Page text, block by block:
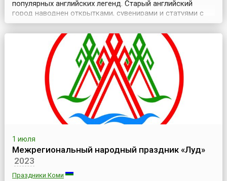
популярных английских легенд. Старый английский
город наводнен открытками, сувенирами и статуями с
этим сюжетом. По легенде леди Годива, красавица-
жена местного лорда Леофрика, графа Мерсиа, была
поражена окружающей бедностью и молила своего
мужа отменить беспощадные налоги, которыми он
облагал людей с...
1 июля
Межрегиональный народный праздник «Луд»
2023
Праздники Коми